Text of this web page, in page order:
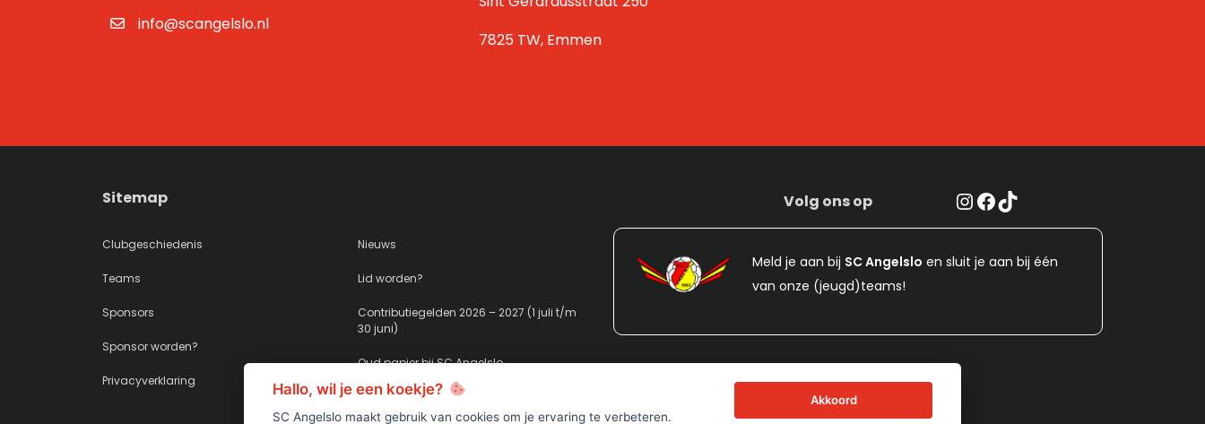
info@scangelslo.nl
7825 TW, Emmen
Volg ons op Instagram
Facebook
TikTok
Sitemap
Clubgeschiedenis
Teams
Sponsors
Sponsor worden?
Privacyverklaring
Nieuws
Lid worden?
Contributiegelden 2026 – 2027 (1 juli t/m
30 juni)
Oud papier bij SC Angelslo
Meld je aan bij SC Angelslo en sluit je aan bij één
van onze (jeugd)teams!
Hallo, wil je een koekje?
SC Angelslo maakt gebruik van cookies om je ervaring te verbeteren.
Akkoord